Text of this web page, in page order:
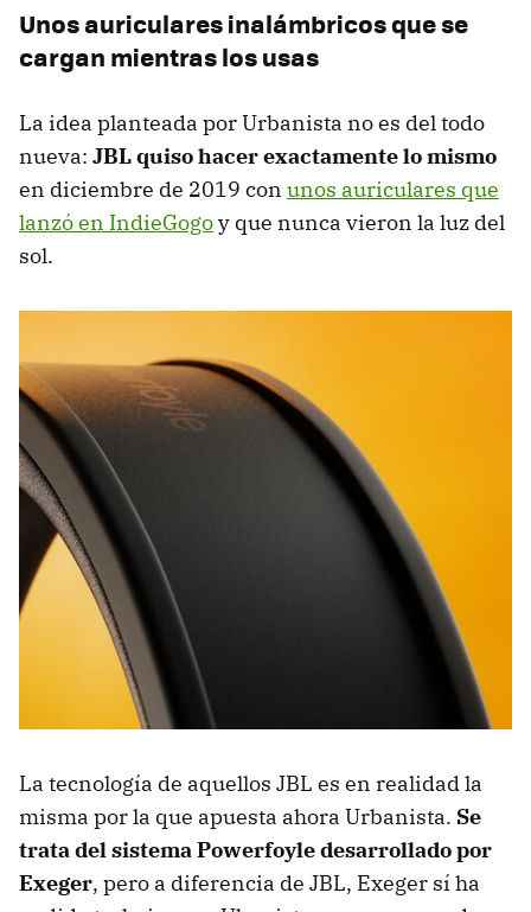
Unos auriculares inalámbricos que se
cargan mientras los usas
La idea planteada por Urbanista no es del todo
nueva: JBL quiso hacer exactamente lo mismo
en diciembre de 2019 con unos auriculares que
lanzó en IndieGogoy que nunca vieron la luz del
sol.
La tecnología de aquellos JBL es en realidad la
misma por la que apuesta ahora Urbanista. Se
trata del sistema Powerfoyle desarrollado por
Exeger, pero a diferencia de JBL, Exeger sí ha